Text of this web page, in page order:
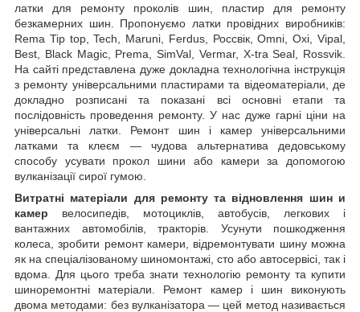
латки для ремонту проколів шин, пластир для ремонту
безкамерних шин. Пропонуємо латки провідних виробників:
Rema Tip top, Tech, Maruni, Ferdus, Россвік, Omni, Oxi, Vipal,
Best, Black Magic, Prema, SimVal, Vermar, X-tra Seal, Rossvik.
На сайті представлена дуже докладна технологічна інструкція
з ремонту універсальними пластирами та відеоматеріали, де
докладно розписані та показані всі основні етапи та
послідовність проведення ремонту. У нас дуже гарні ціни на
універсальні латки. Ремонт шин і камер універсальними
латками та клеєм — чудова альтернатива дедовському
способу усувати прокол шини або камери за допомогою
вулканізації сирої гумою.
Витратні матеріали для ремонту та відновлення шин и
камер велосипедів, мотоциклів, автобусів, легкових і
вантажних автомобілів, тракторів. Усунути пошкодження
колеса, зробити ремонт камери, відремонтувати шину можна
як на спеціалізованому шиномонтажі, сто або автосервісі, так і
вдома. Для цього треба знати технологію ремонту та купити
шиноремонтні матеріали. Ремонт камер і шин виконують
двома методами: без вулканізатора — цей метод називається